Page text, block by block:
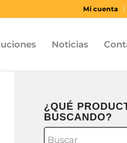
Mi cuenta
Noticias
¿QUÉ
BUSCANDO?